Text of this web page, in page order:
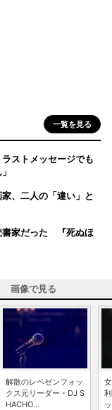
一覧を見る
ストメッセージでも
、二人の「違い」と
書家だった 『死ぬほ
画像で見る
解散のレペゼンフォッ
クス元リーダー・DJ S
HACHO...